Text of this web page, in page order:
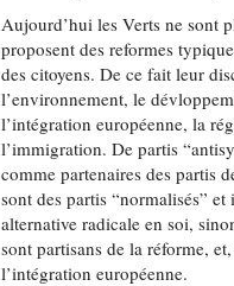
Aujourd’hui les Verts ne sont
proposent des reformes
des citoyens. De ce fait leur
l’environnement, le
l’intégration européenne, la
l’immigration. De partis
comme partenaires des partis
sont des partis “normalisés”
alternative radicale en soi,
sont partisans de la réforme,
l’intégration européenne.